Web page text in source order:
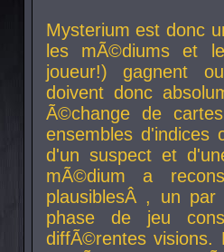
Mysterium est donc
les mÃ©diums et
joueur!) gagnent
doivent donc
Ã©change de
ensembles d'indices
d'un suspect et
mÃ©dium a
plausiblesÂ , un par
phase de jeu
diffÃ©rentes visions.